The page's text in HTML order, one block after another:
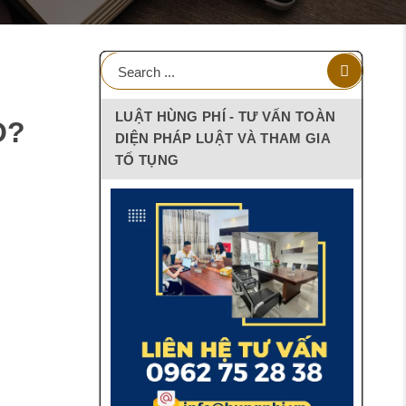
LUẬT HÙNG PHÍ - TƯ VẤN TOÀN
DIỆN PHÁP LUẬT VÀ THAM GIA
TỐ TỤNG